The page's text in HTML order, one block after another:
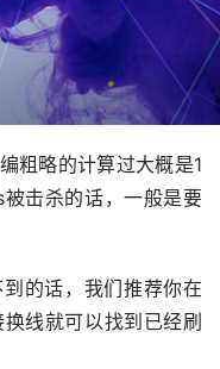
粗略的计算过大概是1
击杀的话，一般是要
的话，我们推荐你在
线就可以找到已经刷